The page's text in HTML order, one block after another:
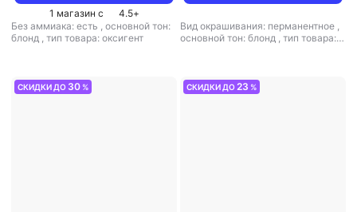
1 магазин с 4.5+
Без аммиака: есть , основной тон:
блонд , тип товара: оксигент
Вид окрашивания: перманентное ,
основной тон: блонд , тип товара:
СКИДКИ ДО 30 % СКИДКИ ДО23 %